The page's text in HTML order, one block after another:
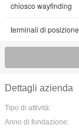
chiosco wayfinding
terminali di posizione
Dettagli azienda
Tipo di attività:
Anno di fondazione: